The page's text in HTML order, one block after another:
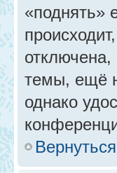
«поднять»
отключена,
темы, ещё
однако